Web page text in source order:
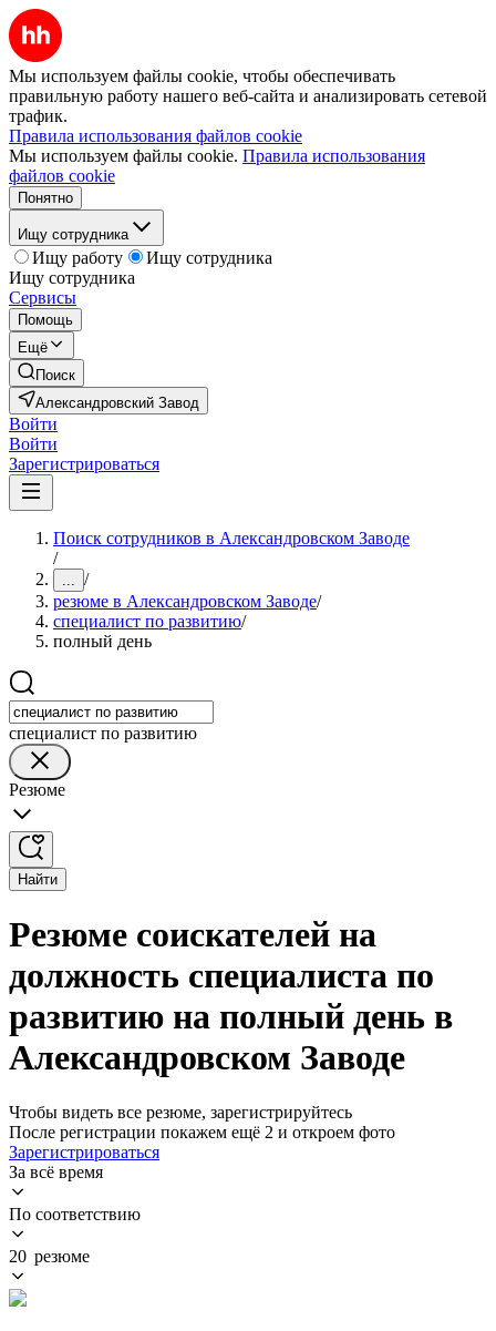
Мы используем файлы cookie, чтобы обеспечивать
правильную работу нашего веб-сайта и анализировать сетевой
трафик.
Правила использования файлов cookie
Мы используем файлы cookie. Правила использования
файлов cookie
Понятно
Ищу сотрудника
Ищу работу
Ищу сотрудника
Ищу сотрудника
Сервисы
Помощь
Ещё
Поиск
Александровский Завод
Войти
Войти
Зарегистрироваться
Поиск сотрудников в Александровском Заводе
/
... /
резюме в Александровском Заводе/
специалист по развитию/
полный день
специалист по развитию
Резюме
Найти
Резюме соискателей на
должность специалиста по
развитию на полный день в
Александровском Заводе
Чтобы видеть все резюме, зарегистрируйтесь
После регистрации покажем ещё 2 и откроем фото
Зарегистрироваться
За всё время
По соответствию
20 резюме